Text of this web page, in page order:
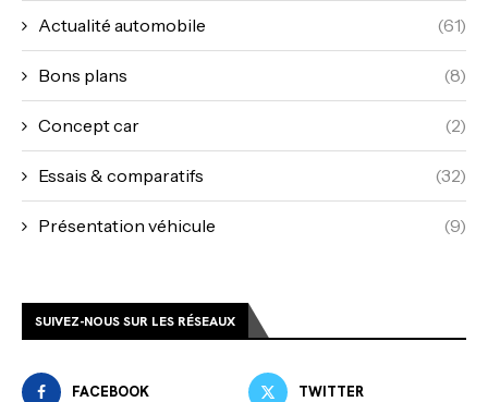
Actualité automobile (61)
Bons plans (8)
Concept car (2)
Essais & comparatifs (32)
Présentation véhicule (9)
SUIVEZ-NOUS SUR LES RÉSEAUX
FACEBOOK TWITTER